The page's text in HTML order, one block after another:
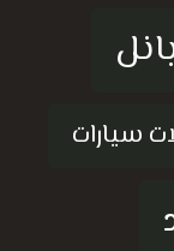
سيارات